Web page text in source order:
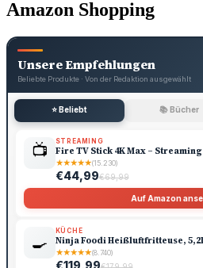
Amazon Shopping
Unsere Empfehlungen
Beliebte Produkte · Von der Redaktion ausgewählt
⭐ Beliebt 📚 Bücher
📺 STREAMING
Fire TV Stick 4K Max – Streaming
★★★★★(15.230)
€44,99€69,99
Auf Amazon
🍳
KÜCHE
Ninja Foodi Heißluftfritteuse,
★★★★★(8.740)